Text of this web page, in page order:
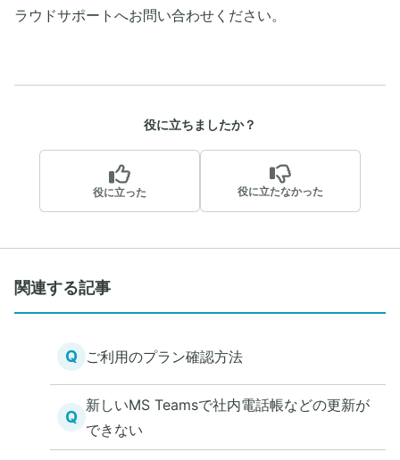
ラウドサポートへお問い合わせください。
役に立ちましたか？
役に立った 役に立たなかった
関連する記事
Q ご利用のプラン確認方法
Q
新しいMS Teamsで社内電話帳などの更新が
できない